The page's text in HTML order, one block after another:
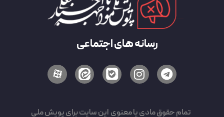
رسانه های اجتماعی
تمام حقوق مادی یا معنوی این سایت برای پویش ملی